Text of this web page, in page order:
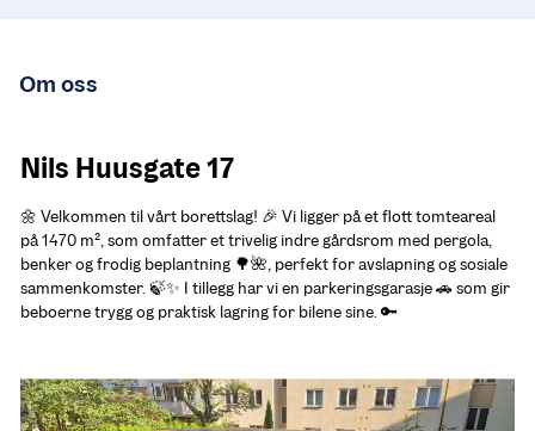
Om oss
Nils Huusgate 17
🌼 Velkommen til vårt borettslag! 🎉 Vi ligger på et flott tomteareal
på 1470 m², som omfatter et trivelig indre gårdsrom med pergola,
benker og frodig beplantning 🌳🌺, perfekt for avslapning og sosiale
sammenkomster. 🍃✨ I tillegg har vi en parkeringsgarasje 🚗 som gir
beboerne trygg og praktisk lagring for bilene sine. 🔑